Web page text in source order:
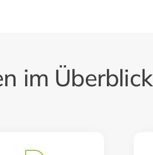
im Überblick